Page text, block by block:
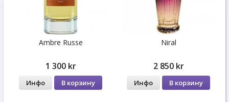
Ambre Russe
1 300 kr
Инфо В корзину
Niral
2 850 kr
Инфо В корзину